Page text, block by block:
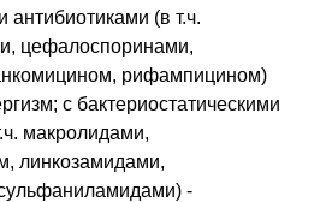
(в т.ч.
цефалоспоринами,
рифампицином)
с бактериостатическими
макролидами,
линкозамидами,
-